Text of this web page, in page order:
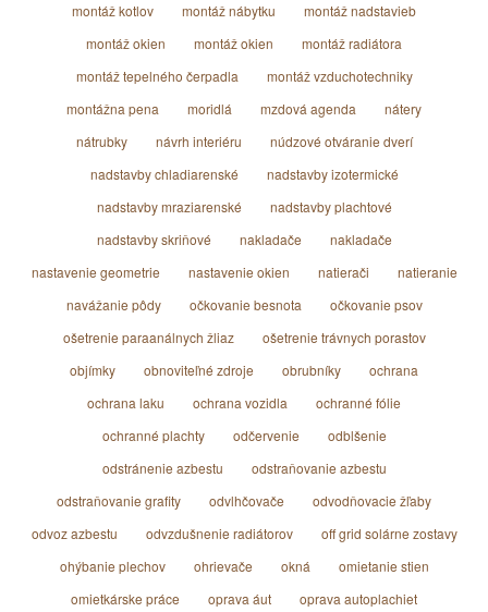
montáž kotlov
montáž nábytku
montáž nadstavieb
montáž okien
montáž okien
montáž radiátora
montáž tepelného čerpadla
montáž vzduchotechniky
montážna pena
moridlá mzdová agenda
nátery
nátrubky
návrh interiéru
núdzové otváranie dverí
nadstavby chladiarenské
nadstavby izotermické
nadstavby mraziarenské
nadstavby plachtové
nadstavby skriňové
nakladače
nakladače
nastavenie geometrie
nastavenie okien natierači
natieranie
navážanie pôdy
očkovanie besnota
očkovanie psov
ošetrenie paraanálnych žliaz
ošetrenie trávnych porastov
objímky
obnoviteľné zdroje obrubníky
ochrana
ochrana laku
ochrana vozidla
ochranné fólie
ochranné plachty
odčervenie
odblšenie
odstránenie azbestu
odstraňovanie azbestu
odstraňovanie grafity
odvlhčovače
odvodňovacie žľaby
odvoz azbestu
odvzdušnenie radiátorov
off grid solárne zostavy
ohýbanie plechov
ohrievače okná
omietanie stien
omietkárske práce
oprava áut
oprava autoplachiet